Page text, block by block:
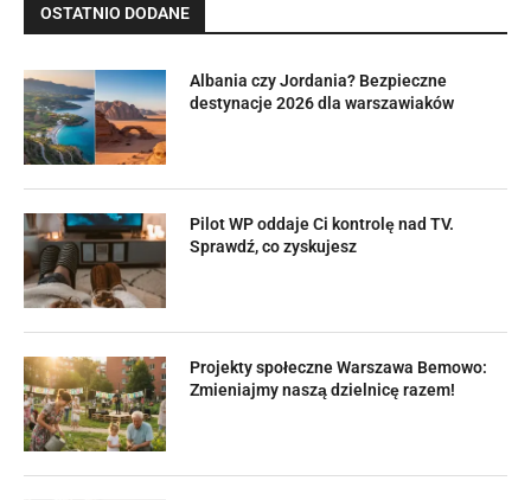
OSTATNIO DODANE
Albania czy Jordania? Bezpieczne
destynacje 2026 dla warszawiaków
Pilot WP oddaje Ci kontrolę nad TV.
Sprawdź, co zyskujesz
Projekty społeczne Warszawa Bemowo:
Zmieniajmy naszą dzielnicę razem!